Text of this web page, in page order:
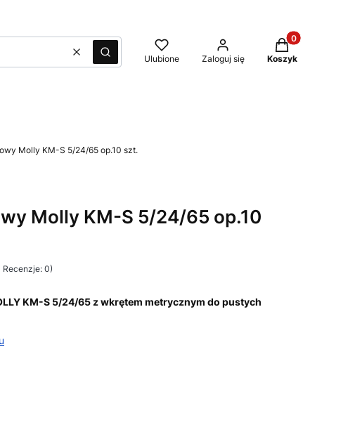
WyczyśćSzukaj Ulubione Zaloguj się
Produkty w
Koszyk
Molly KM-S 5/24/65 op.10 szt.
Molly KM-S 5/24/65 op.10
Recenzje: 0)
KM-S 5/24/65 z wkrętem metrycznym do pustych